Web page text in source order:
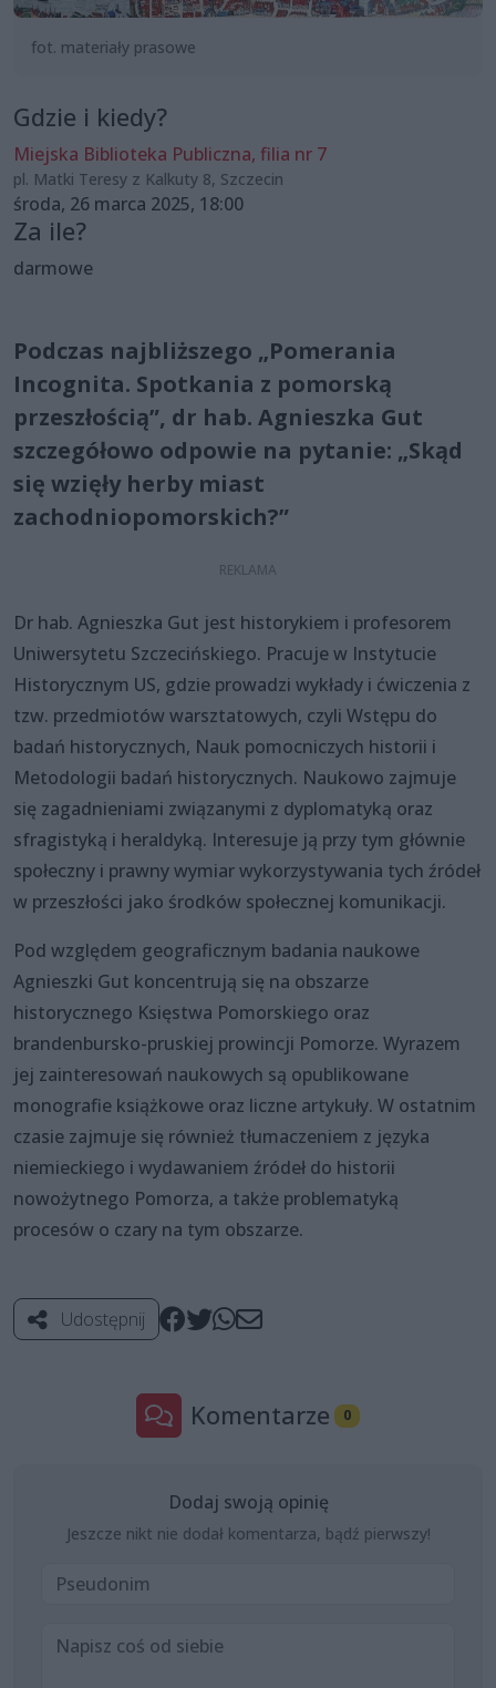
fot. materiały prasowe
Gdzie i kiedy?
Miejska Biblioteka Publiczna, filia nr 7
pl. Matki Teresy z Kalkuty 8, Szczecin
środa, 26 marca 2025, 18:00
Za ile?
darmowe
Podczas najbliższego „Pomerania
Incognita. Spotkania z pomorską
przeszłością”, dr hab. Agnieszka Gut
szczegółowo odpowie na pytanie: „Skąd
się wzięły herby miast
zachodniopomorskich?”
Dr hab. Agnieszka Gut jest historykiem i profesorem
Uniwersytetu Szczecińskiego. Pracuje w Instytucie
Historycznym US, gdzie prowadzi wykłady i ćwiczenia z
tzw. przedmiotów warsztatowych, czyli Wstępu do
badań historycznych, Nauk pomocniczych historii i
Metodologii badań historycznych. Naukowo zajmuje
się zagadnieniami związanymi z dyplomatyką oraz
sfragistyką i heraldyką. Interesuje ją przy tym głównie
społeczny i prawny wymiar wykorzystywania tych źródeł
w przeszłości jako środków społecznej komunikacji.
Pod względem geograficznym badania naukowe
Agnieszki Gut koncentrują się na obszarze
historycznego Księstwa Pomorskiego oraz
brandenbursko-pruskiej prowincji Pomorze. Wyrazem
jej zainteresowań naukowych są opublikowane
monografie książkowe oraz liczne artykuły. W ostatnim
czasie zajmuje się również tłumaczeniem z języka
niemieckiego i wydawaniem źródeł do historii
nowożytnego Pomorza, a także problematyką
procesów o czary na tym obszarze.
Udostępnij
Komentarze 0
Dodaj swoją opinię
Jeszcze nikt nie dodał komentarza, bądź pierwszy!